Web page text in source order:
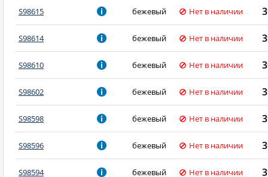
S98615 бежевый Нет в наличии
S98614 бежевый Нет в наличии
S98610 бежевый Нет в наличии
S98602 бежевый Нет в наличии
S98598 бежевый Нет в наличии
S98596 бежевый Нет в наличии
S98594 бежевый Нет в наличии